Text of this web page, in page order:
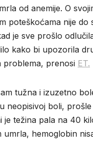
od anemije. O
poteškoćama nije do
je sve prošlo
kako bi upozorila
problema, prenosi ET.
tužna i izuzetno
neopisivoj boli,
je težina pala na 40
umrla, hemoglobin